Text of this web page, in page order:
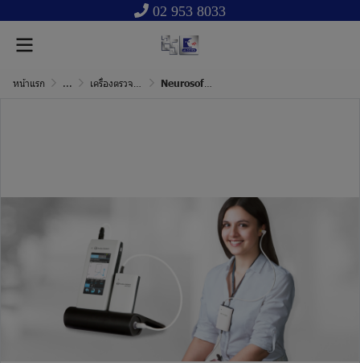
02 953 8033
หน้าแรก ... เครื่องตรวจการสะท้อนกลับของเซลล์หูชั้นใน Neurosoft Audiosmart